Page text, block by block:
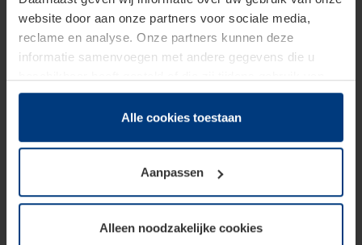
website door aan onze partners voor sociale media,
reclame en analyse. Onze partners kunnen deze
informatie samenvoegen met andere gegevens die u
hun diensten hebben verzameld.
Juridisch hebben wij het recht om cookies op uw
van deze pagina's absoluut vereist is. Voor alle andere
soorten cookies is uw toestemming benodigd. Uw
toestemming kunt u op elk moment bij de uitleg van de
wijzigen of herroepen.
Alle cookies toestaan
Aanpassen
Alleen noodzakelijke cookies